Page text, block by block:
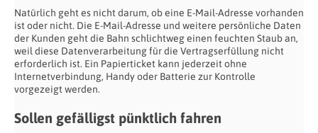
Natürlich geht es nicht darum, ob eine E-Mail-Adresse vorhanden
ist oder nicht. Die E-Mail-Adresse und weitere persönliche Daten
der Kunden geht die Bahn schlichtweg einen feuchten Staub an,
weil diese Datenverarbeitung für die Vertragserfüllung nicht
erforderlich ist. Ein Papierticket kann jederzeit ohne
Internetverbindung, Handy oder Batterie zur Kontrolle
vorgezeigt werden.
Sollen gefälligst pünktlich fahren